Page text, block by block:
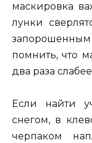
маскировка
лунки
помнить, что
два раза
Если найти
снегом, в
черпаком